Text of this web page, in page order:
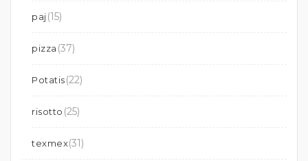
paj(15)
pizza (37)
Potatis(22)
risotto (25)
texmex(31)